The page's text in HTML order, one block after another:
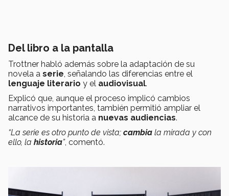
Del libro a la pantalla
Trottner habló además sobre la adaptación de su
novela a serie, señalando las diferencias entre el
lenguaje literario y el audiovisual.
Explicó que, aunque el proceso implicó cambios
narrativos importantes, también permitió ampliar el
alcance de su historia a nuevas audiencias.
“La serie es otro punto de vista; cambia la mirada y con
ello, la historia”, comentó.